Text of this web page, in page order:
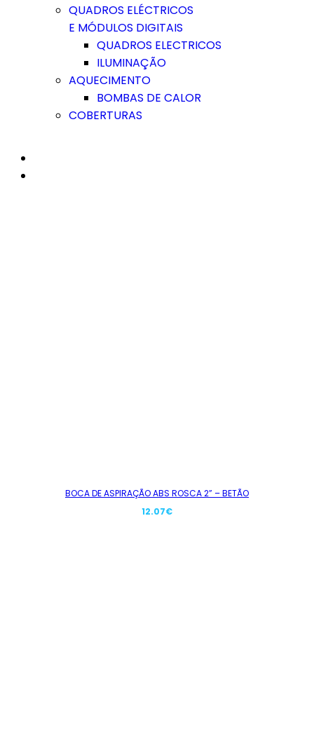
QUADROS ELÉCTRICOS
E MÓDULOS DIGITAIS
QUADROS ELECTRICOS
ILUMINAÇÃO
AQUECIMENTO
BOMBAS DE CALOR
COBERTURAS
BOCA DE ASPIRAÇÃO ABS ROSCA 2” – BETÃO
12.07€